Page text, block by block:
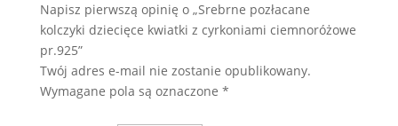
Napisz pierwszą opinię o „Srebrne pozłacane
kolczyki dziecięce kwiatki z cyrkoniami ciemnoróżowe
pr.925”
Twój adres e-mail nie zostanie opublikowany.
Wymagane pola są oznaczone *